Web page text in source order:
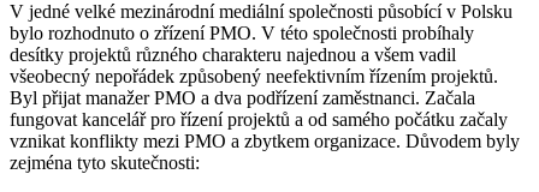
V jedné velké mezinárodní mediální společnosti působící v Polsku
bylo rozhodnuto o zřízení PMO. V této společnosti probíhaly
desítky projektů různého charakteru najednou a všem vadil
všeobecný nepořádek způsobený neefektivním řízením projektů.
Byl přijat manažer PMO a dva podřízení zaměstnanci. Začala
fungovat kancelář pro řízení projektů a od samého počátku začaly
vznikat konflikty mezi PMO a zbytkem organizace. Důvodem byly
zejména tyto skutečnosti: